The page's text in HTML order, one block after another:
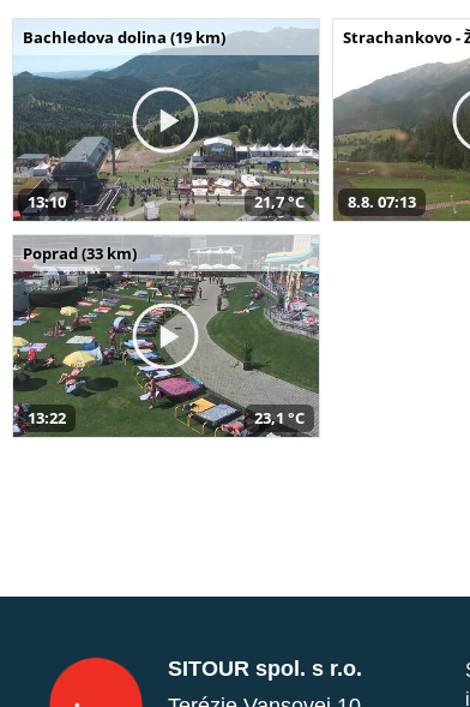
Bachledova dolina (19 km)
13:10 21,7 °C
Strachankovo -
8.8. 07:13
Poprad (33 km)
13:22 23,1 °C
SITOUR spol. s r.o.